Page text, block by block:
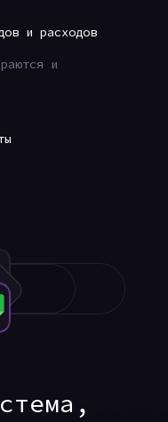
и расходов
и